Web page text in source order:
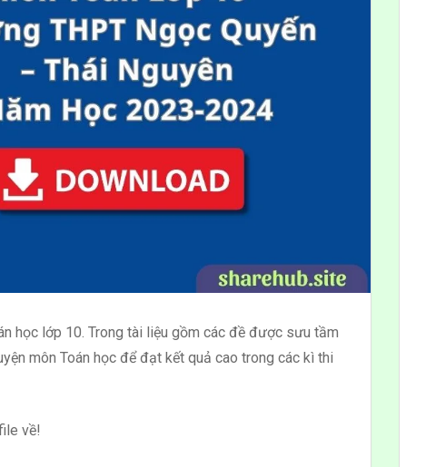
học lớp 10. Trong tài liệu gồm các đề được sưu tầm
môn Toán học để đạt kết quả cao trong các kì thi
về!